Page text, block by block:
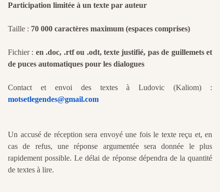
Participation limitée à un texte par auteur
Taille : 70 000 caractères maximum (espaces comprises)
Fichier : en .doc, .rtf ou .odt, texte justifié, pas de guillemets et
de puces automatiques pour les dialogues
Contact et envoi des textes à Ludovic (Kaliom) :
motsetlegendes@gmail.com
Un accusé de réception sera envoyé une fois le texte reçu et, en
cas de refus, une réponse argumentée sera donnée le plus
rapidement possible. Le délai de réponse dépendra de la quantité
de textes à lire.